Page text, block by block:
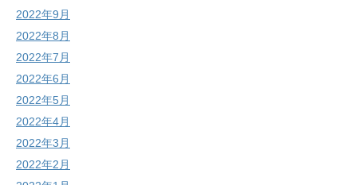
2022年9月
2022年8月
2022年7月
2022年6月
2022年5月
2022年4月
2022年3月
2022年2月